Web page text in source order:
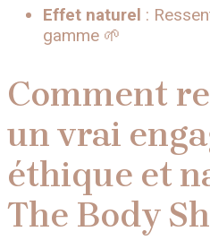
Effet naturel :
gamme 🌱
Comment
un vrai
éthique et
The Body